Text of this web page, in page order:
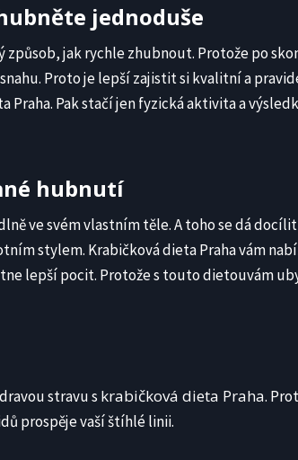
jednoduše
způsob, jak rychle zhubnout. Protože po
Proto je lepší zajistit si kvalitní a
Pak stačí jen fyzická aktivita a
hubnutí
ve svém vlastním těle. A toho se dá
stylem. Krabičková dieta Praha vám
lepší pocit. Protože s touto dietouvám
stravu s krabičková dieta Praha.
prospěje vaší štíhlé linii.